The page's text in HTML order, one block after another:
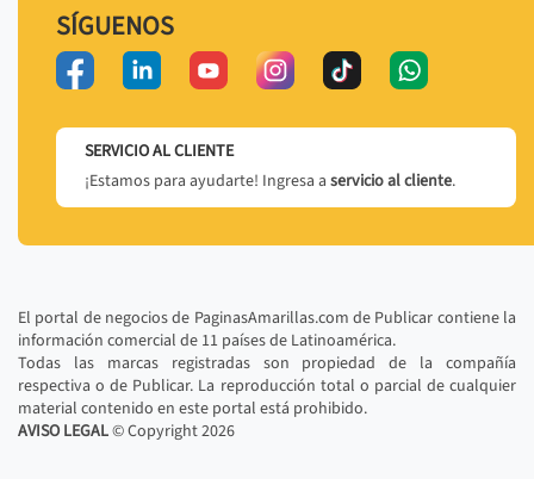
SÍGUENOS
SERVICIO AL CLIENTE
¡Estamos para ayudarte! Ingresa a servicio al cliente.
El portal de negocios de PaginasAmarillas.com de Publicar contiene la
información comercial de 11 países de Latinoamérica.
Todas las marcas registradas son propiedad de la compañía
respectiva o de Publicar. La reproducción total o parcial de cualquier
material contenido en este portal está prohibido.
AVISO LEGAL© Copyright2026